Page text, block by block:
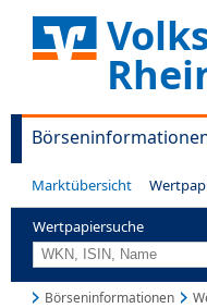
Marktübersicht
Wertpapiersuche
Börseninformationen